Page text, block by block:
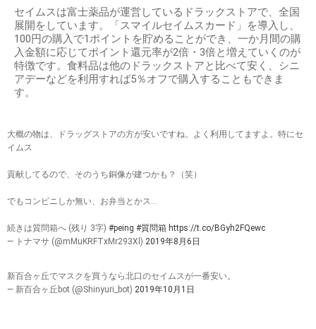
セイムスは富士薬品が運営しているドラックストアで、全国
展開をしています。「スマイルセイムスカード」を導入し、
100円の購入で1ポイントを貯めることができ、一か月間の購
入金額に応じてポイント還元率が2倍・3倍と増えていくのが
特徴です。食料品は他のドラックストアと比べて安く、シニ
アデーなどを利用すれば5％オフで購入することもできま
す。
大概の物は、ドラッグストアの方が安いですね。よく利用してますよ。特にセ
イムス
貢献してるので、そのうち銅像が建つかも？（笑）
でもコンビニしか無い、お弁当とかス…
続きは質問箱へ (残り 3字) #peing #質問箱 https://t.co/BGyh2FQewc
— トナマサ (@mMuKRFTxMr293Xl) 2019年8月6日
新百合ヶ丘でマスクを買うなら北口のセイムスが一番安い。
— 新百合ヶ丘bot (@Shinyuri_bot) 2019年10月1日